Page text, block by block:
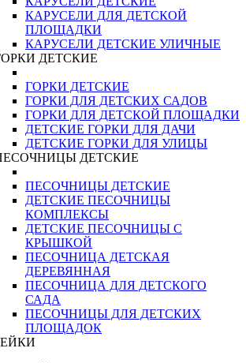
КАРУСЕЛИ ДЛЯ ДЕТСКОЙ
ПЛОЩАДКИ
КАРУСЕЛИ ДЕТСКИЕ УЛИЧНЫЕ
ДЕТСКИЕ
ГОРКИ ДЕТСКИЕ
ГОРКИ ДЛЯ ДЕТСКИХ САДОВ
ГОРКИ ДЛЯ ДЕТСКОЙ ПЛОЩАДКИ
ДЕТСКИЕ ГОРКИ ДЛЯ ДАЧИ
ДЕТСКИЕ ГОРКИ ДЛЯ УЛИЦЫ
ДЕТСКИЕ
ПЕСОЧНИЦЫ ДЕТСКИЕ
ДЕТСКИЕ ПЕСОЧНИЦЫ
КОМПЛЕКСЫ
ДЕТСКИЕ ПЕСОЧНИЦЫ С
КРЫШКОЙ
ПЕСОЧНИЦА ДЕТСКАЯ
ДЕРЕВЯННАЯ
ПЕСОЧНИЦА ДЛЯ ДЕТСКОГО
САДА
ПЕСОЧНИЦЫ ДЛЯ ДЕТСКИХ
ПЛОЩАДОК